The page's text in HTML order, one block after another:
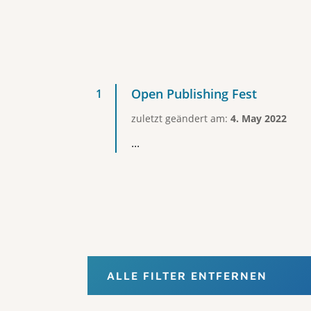
Open Publishing Fest
zuletzt geändert am: 4. May 2022
...
ALLE FILTER ENTFERNEN